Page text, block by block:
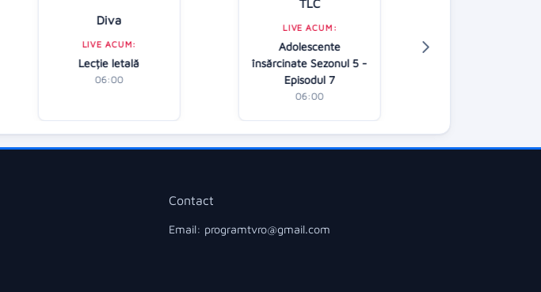
Diva
LIVE ACUM:
Lecție letală
06:00
LIVE ACUM:
Adolescente
însărcinate Sezonul 5 -
Episodul 7
06:00
Contact
Email: programtvro@gmail.com